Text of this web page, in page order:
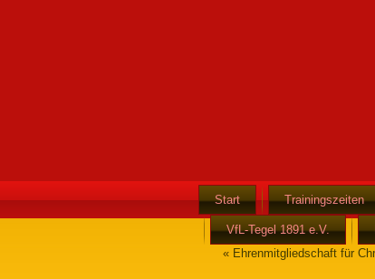
Start Trainingszeiten
VfL-Tegel 1891 e.V.
« Ehrenmitgliedschaft für